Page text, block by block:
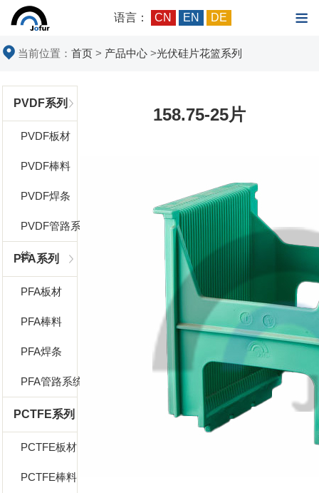
语言： CN EN DE
当前位置： 首页 > 产品中心 >光伏硅片花篮系列
PVDF系列
PVDF板材
PVDF棒料
PVDF焊条
PVDF管路系
统
PFA系列
PFA板材
PFA棒料
PFA焊条
PFA管路系统
PCTFE系列
PCTFE板材
PCTFE棒料
158.75-25片